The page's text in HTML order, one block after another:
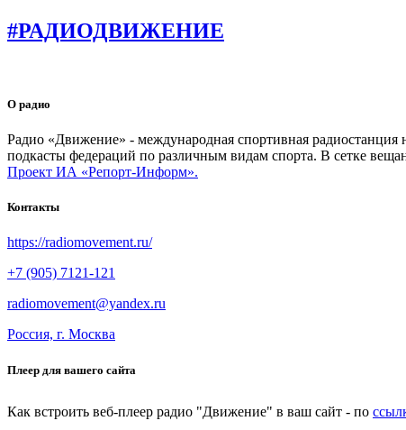
#РАДИОДВИЖЕНИЕ
О радио
Радио «Движение» - международная спортивная радиостанция
подкасты федераций по различным видам спорта. В сетке
Проект ИА «Репорт-Информ».
Контакты
https://radiomovement.ru/
+7 (905) 7121-121
radiomovement@yandex.ru
Россия, г. Москва
Плеер для вашего сайта
Как встроить веб-плеер радио "Движение" в ваш сайт - по